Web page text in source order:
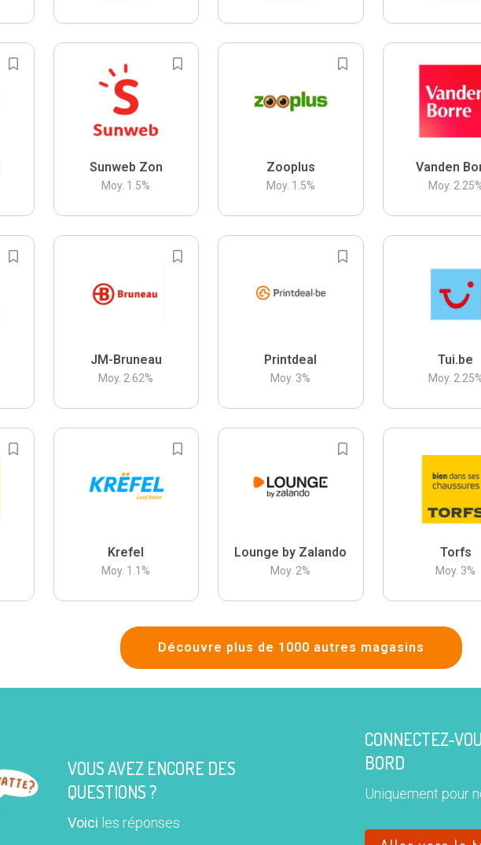
Sunweb Zon
Moy. 1.5%
Zooplus
Moy. 1.5%
Vanden
Moy. 2.25
JM-Bruneau
Moy. 2.62%
Printdeal
Moy. 3%
Tui.be
Moy. 2.25
Krefel
Moy. 1.1 %
Lounge by Zalando
Moy. 2%
Torfs
Moy. 3%
Découvre plus de 1000 autres magasins
VOUS AVEZ ENCORE DES
QUESTIONS ?
Voici les réponses
CONNECTEZ-
BORD
Uniquement pour